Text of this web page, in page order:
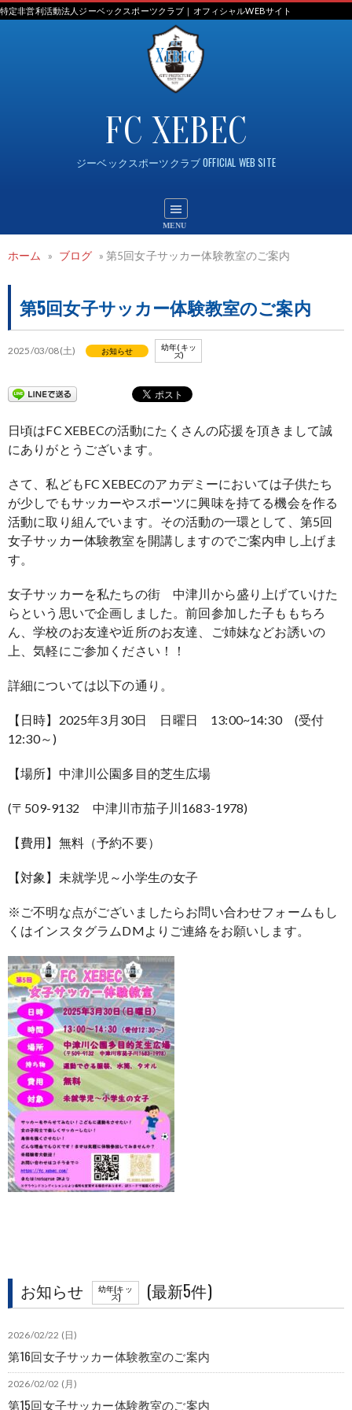
Skip
特定非営利活動法人ジーベックスポーツクラブ｜オフィシャルWEBサイト
FC XEBEC
ジーベックスポーツクラブ OFFICIAL WEB SITE
ホーム » ブログ » 第5回女子サッカー体験教室のご案内
第5回女子サッカー体験教室のご案内
2025/03/08(土) お知らせ
幼年(キッ
ズ)
日頃はFC XEBECの活動にたくさんの応援を頂きまして誠
にありがとうございます。
さて、私どもFC XEBECのアカデミーにおいては子供たち
が少しでもサッカーやスポーツに興味を持てる機会を作る
活動に取り組んでいます。その活動の一環として、第5回
女子サッカー体験教室を開講しますのでご案内申し上げま
す。
女子サッカーを私たちの街 中津川から盛り上げていけた
らという思いで企画しました。前回参加した子ももちろ
ん、学校のお友達や近所のお友達、ご姉妹などお誘いの
上、気軽にご参加ください！！
詳細については以下の通り。
【日時】2025年3月30日 日曜日 13:00~14:30 (受付
12:30～)
【場所】中津川公園多目的芝生広場
(〒509-9132 中津川市茄子川1683-1978)
【費用】無料（予約不要）
【対象】未就学児～小学生の女子
※ご不明な点がございましたらお問い合わせフォームもし
くはインスタグラムDMよりご連絡をお願いします。
お知らせ 幼年(キッ
ズ) (最新5件)
2026/02/22 (日)
第16回女子サッカー体験教室のご案内
2026/02/02 (月)
第15回女子サッカー体験教室のご案内